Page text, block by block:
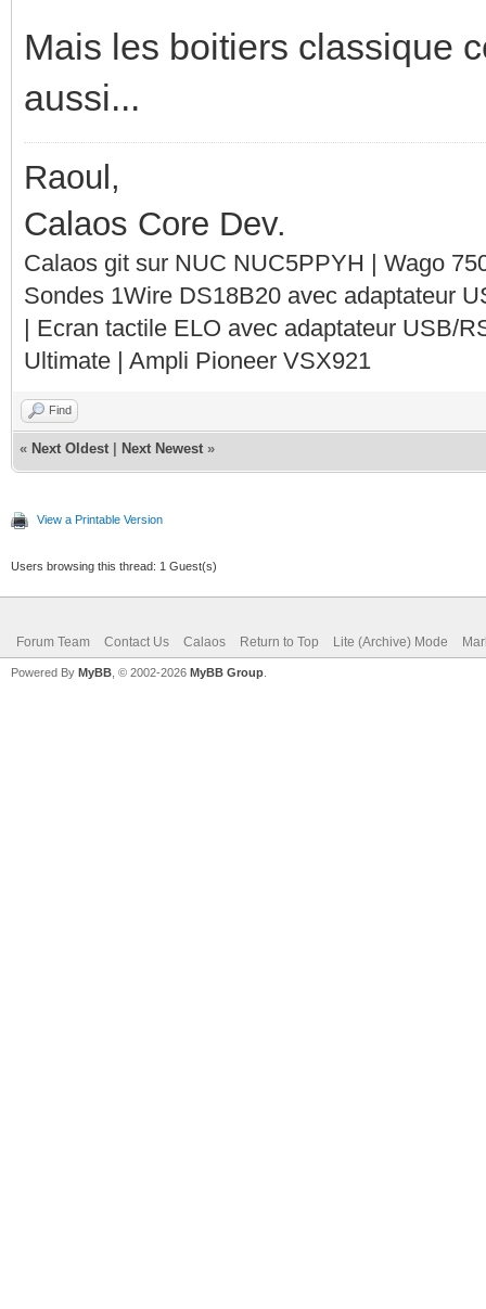
Mais les boitiers classique
aussi...
Raoul,
Calaos Core Dev.
Calaos git sur NUC NUC5PPYH | Wago
Sondes 1Wire DS18B20 avec adaptateur
| Ecran tactile ELO avec adaptateur USB/
Ultimate | Ampli Pioneer VSX921
Find
« Next Oldest Next Newest »
View a Printable Version
Users browsing this thread: 1 Guest(s)
Forum Team Contact Us Calaos Return to Top Lite (Archive) Mode
Powered By MyBB , © 2002-2026 MyBB Group